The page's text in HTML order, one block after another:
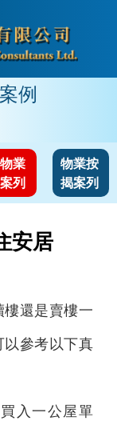
例
業
列
物業按
揭案列
安居
還是賣樓一
參考以下真
入一公屋單